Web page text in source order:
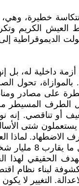
خطيرة،
الكريم
الديموقراطية
داخلية له،
تحول
على مصادر
المسيطر
تناقصي. إنه
شتى
الاضطهاد.
كان عظيما
الحقيقي
لبناء نظام
التغيير لا